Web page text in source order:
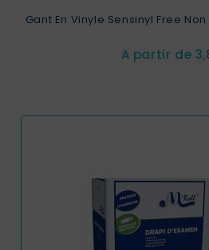
Gant En Vinyle Sensinyl Free
A partir de